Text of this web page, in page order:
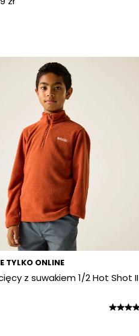
TYLKO ONLINE
z suwakiem 1/2 Hot Shot II